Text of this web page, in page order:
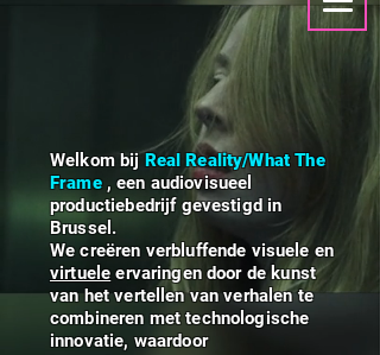
Welkom bij Real Reality/What The
Frame , een audiovisueel
productiebedrijf gevestigd in
Brussel.
We creëren verbluffende visuele en
virtuele ervaringen door de kunst
van het vertellen van verhalen te
combineren met technologische
innovatie, waardoor